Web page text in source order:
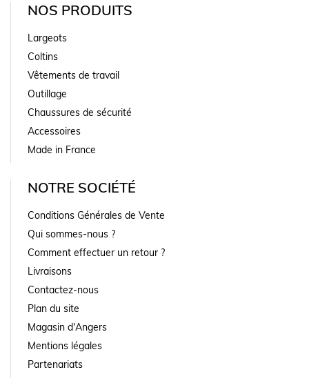
NOS PRODUITS
Largeots
Coltins
Vêtements de travail
Outillage
Chaussures de sécurité
Accessoires
Made in France
NOTRE SOCIÉTÉ
Conditions Générales de Vente
Qui sommes-nous ?
Comment effectuer un retour ?
Livraisons
Contactez-nous
Plan du site
Magasin d'Angers
Mentions légales
Partenariats